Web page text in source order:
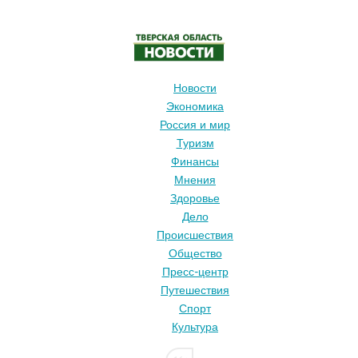
Новости
Экономика
Россия и мир
Туризм
Финансы
Мнения
Здоровье
Дело
Происшествия
Общество
Пресс-центр
Путешествия
Спорт
Культура